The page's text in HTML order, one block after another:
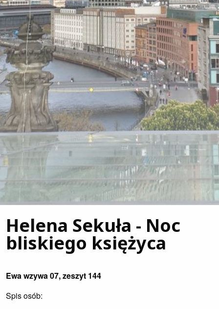
Helena Sekuła - Noc
bliskiego księżyca
Ewa wzywa 07, zeszyt 144
Spis osób: